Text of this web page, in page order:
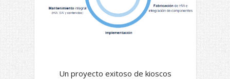
Un proyecto exitoso de kioscos